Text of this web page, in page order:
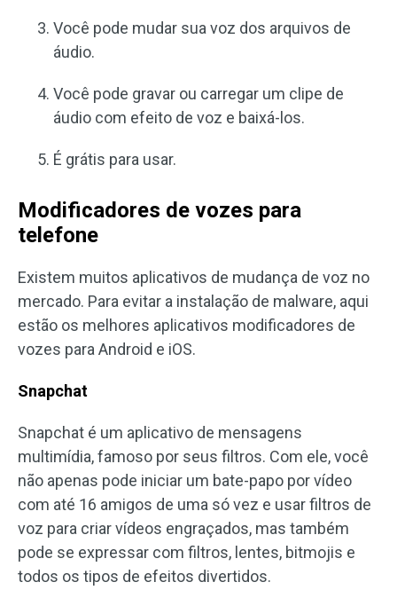
Você pode mudar sua voz dos arquivos de
áudio.
Você pode gravar ou carregar um clipe de
áudio com efeito de voz e baixá-los.
É grátis para usar.
Modificadores de vozes para
telefone
Existem muitos aplicativos de mudança de voz no
mercado. Para evitar a instalação de malware, aqui
estão os melhores aplicativos modificadores de
vozes para Android e iOS.
Snapchat
Snapchat é um aplicativo de mensagens
multimídia, famoso por seus filtros. Com ele, você
não apenas pode iniciar um bate-papo por vídeo
com até 16 amigos de uma só vez e usar filtros de
voz para criar vídeos engraçados, mas também
pode se expressar com filtros, lentes, bitmojis e
todos os tipos de efeitos divertidos.